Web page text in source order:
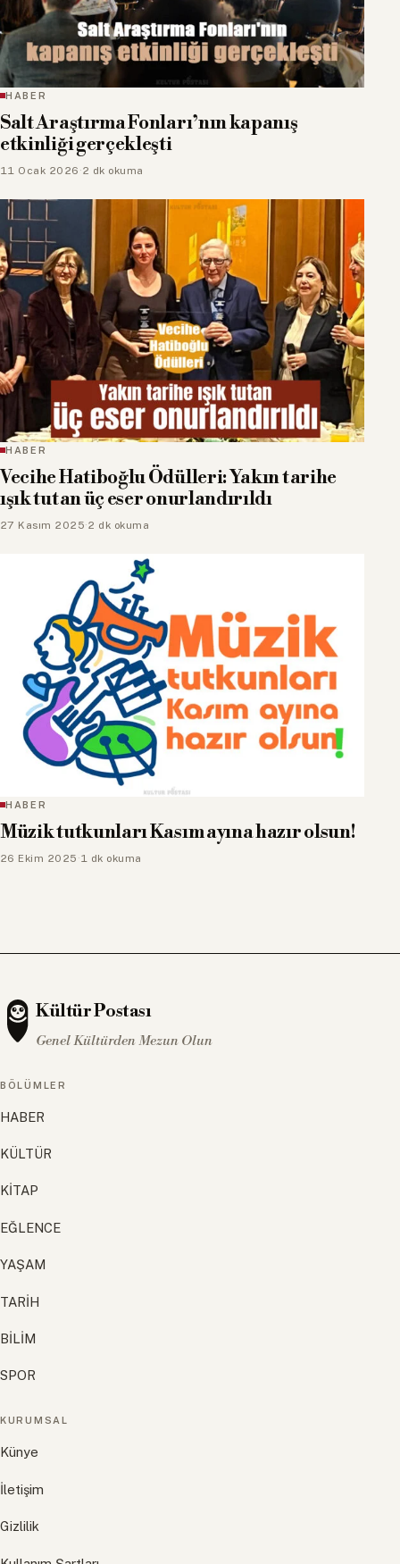
HABER
Salt Araştırma Fonları’nın kapanış
etkinliği gerçekleşti
11 Ocak 2026 ·2 dk okuma
HABER
Vecihe Hatiboğlu Ödülleri: Yakın tarihe
ışık tutan üç eser onurlandırıldı
27 Kasım 2025·2 dk okuma
HABER
Müzik tutkunları Kasım ayına hazır olsun!
26 Ekim 2025 ·1 dk okuma
Kültür Postası
Genel Kültürden Mezun Olun
BÖLÜMLER
HABER
KÜLTÜR
KİTAP
EĞLENCE
YAŞAM
TARİH
BİLİM
SPOR
KURUMSAL
Künye
İletişim
Gizlilik